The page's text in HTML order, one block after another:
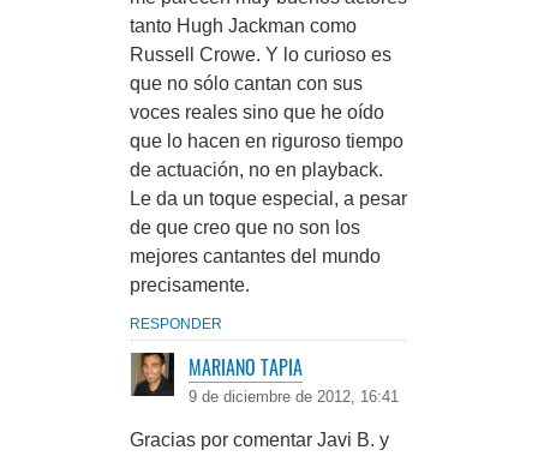
tanto Hugh Jackman como
Russell Crowe. Y lo curioso es
que no sólo cantan con sus
voces reales sino que he oído
que lo hacen en riguroso tiempo
de actuación, no en playback.
Le da un toque especial, a pesar
de que creo que no son los
mejores cantantes del mundo
precisamente.
RESPONDER
MARIANO TAPIA
9 de diciembre de 2012, 16:41
Gracias por comentar Javi B. y